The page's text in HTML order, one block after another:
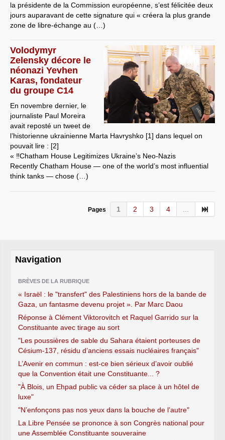
la présidente de la Commission européenne, s’est félicitée deux
jours auparavant de cette signature qui « créera la plus grande
zone de libre-échange au (…)
Volodymyr
Zelensky décore le
néonazi Yevhen
Karas, fondateur
du groupe C14
En novembre dernier, le
journaliste Paul Moreira
avait reposté un tweet de
l’historienne ukrainienne Marta Havryshko [1] dans lequel on
pouvait lire : [2]
« ‼️Chatham House Legitimizes Ukraine’s Neo-Nazis
Recently Chatham House — one of the world’s most influential
think tanks — chose (…)
Pages 1 2 3 4
Navigation
BRÈVES DE LA RUBRIQUE
« Israël : le "transfert" des Palestiniens hors de la bande de
Gaza, un fantasme devenu projet ». Par Marc Daou
Réponse à Clément Viktorovitch et Raquel Garrido sur la
Constituante avec tirage au sort
"Les poussières de sable du Sahara étaient porteuses de
Césium-137, résidu d’anciens essais nucléaires français"
L’Avenir en commun : est-ce bien sérieux d’avoir oublié
que la Convention était une Constituante... ?
"À Blois, un Ehpad public va céder sa place à un hôtel de
luxe"
"N’enfonçons pas nos yeux dans la bouche de l’autre"
La Libre Pensée se prononce à son Congrès national pour
une Assemblée Constituante souveraine